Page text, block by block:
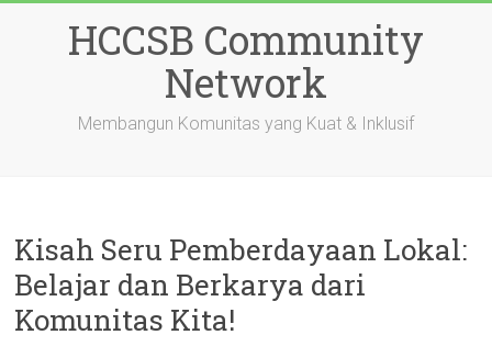
HCCSB Community
Network
Membangun Komunitas yang Kuat & Inklusif
Kisah Seru Pemberdayaan Lokal:
Belajar dan Berkarya dari
Komunitas Kita!